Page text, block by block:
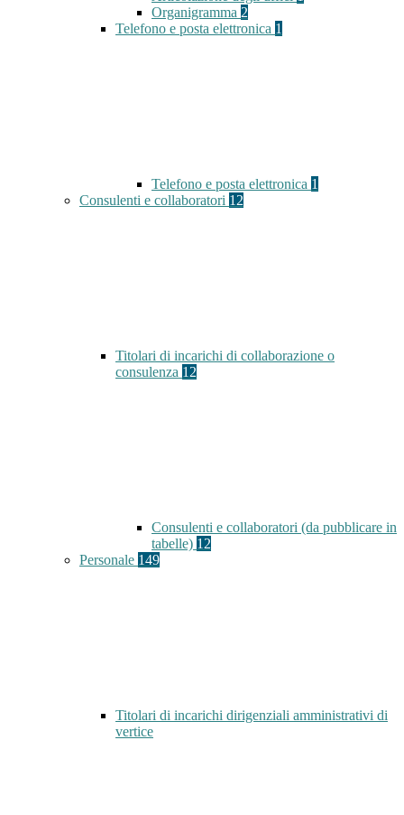
Organigramma 2
Telefono e posta elettronica 1
Telefono e posta elettronica 1
Consulenti e collaboratori 12
Titolari di incarichi di collaborazione o
consulenza 12
Consulenti e collaboratori (da pubblicare in
tabelle) 12
Personale 149
Titolari di incarichi dirigenziali amministrativi di
vertice